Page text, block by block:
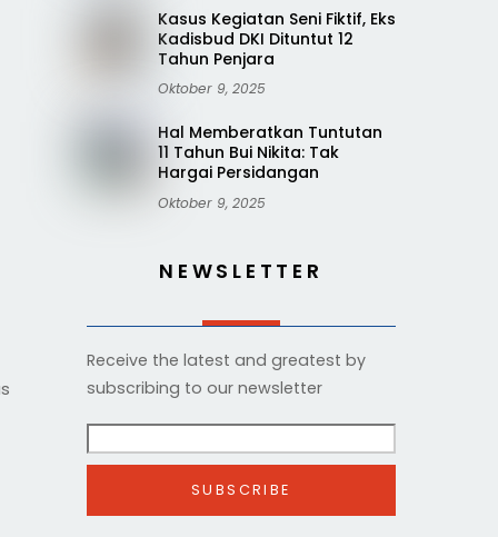
Kasus Kegiatan Seni Fiktif, Eks
Kadisbud DKI Dituntut 12
Tahun Penjara
Oktober 9, 2025
Hal Memberatkan Tuntutan
11 Tahun Bui Nikita: Tak
Hargai Persidangan
Oktober 9, 2025
NEWSLETTER
Receive the latest and greatest by
subscribing to our newsletter